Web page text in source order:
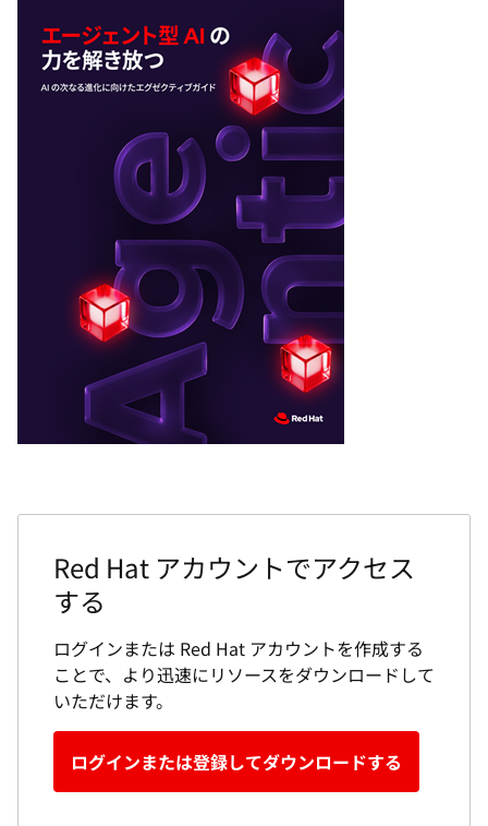
Red Hat アカウントでアクセス
する
ログインまたは Red Hat アカウントを作成する
ことで、より迅速にリソースをダウンロードして
いただけます。
ログインまたは登録してダウンロードする